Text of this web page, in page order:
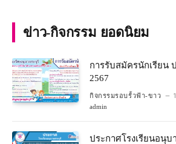
ข่าว-กิจกรรม ยอดนิยม
การรับสมัครนักเรียน
2567
กิจกรรมรอบรั้วฟ้า-ขาว
admin
ประกาศโรงเรียนอนุบ